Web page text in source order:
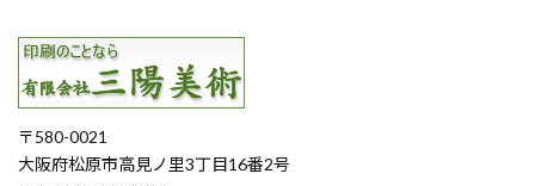
〒580-0021
大阪府松原市高見ノ里3丁目16番2号